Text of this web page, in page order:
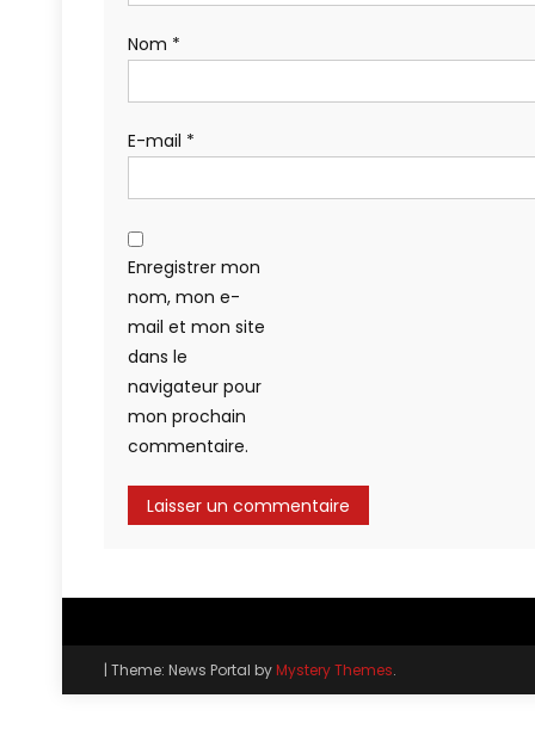
Nom *
E-mail *
Enregistrer mon
nom, mon e-
mail et mon site
dans le
navigateur pour
mon prochain
commentaire.
| Theme: News Portal byMystery Themes.